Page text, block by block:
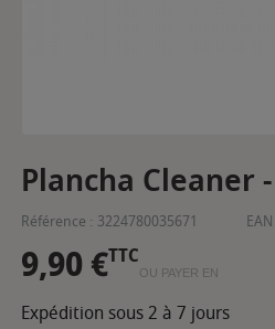
Plancha Cleaner
Référence : 3224780035671 EAN
9,90 €TTC
OU PAYER EN
Expédition sous 2 à 7 jours